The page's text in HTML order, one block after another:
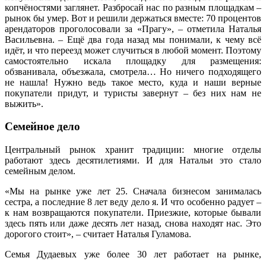
копчёностями заглянет. Разбросай нас по разным площадкам –
рынок бы умер. Вот и решили держаться вместе: 70 процентов
арендаторов проголосовали за «Прагу», – отметила Наталья
Васильевна. – Ещё два года назад мы понимали, к чему всё
идёт, и что переезд может случиться в любой момент. Поэтому
самостоятельно искала площадку для размещения:
обзванивала, объезжала, смотрела… Но ничего подходящего
не нашла! Нужно ведь такое место, куда и наши верные
покупатели придут, и туристы завернут – без них нам не
выжить».
Семейное дело
Центральный рынок хранит традиции: многие отделы
работают здесь десятилетиями. И для Натальи это стало
семейным делом.
«Мы на рынке уже лет 25. Сначала бизнесом занималась
сестра, а последние 8 лет веду дело я. И что особенно радует –
к нам возвращаются покупатели. Приезжие, которые бывали
здесь пять или даже десять лет назад, снова находят нас. Это
дорогого стоит», – считает Наталья Гуламова.
Семья Дудаевых уже более 30 лет работает на рынке,